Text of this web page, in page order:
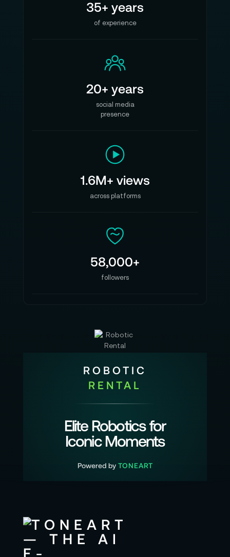
35+ years
of experience
20+ years
social media
presence
1.6M+ views
across platforms
58,000+
followers
ROBOTIC
RENTAL
Elite Robotics for
Iconic Moments
Powered by TONEART